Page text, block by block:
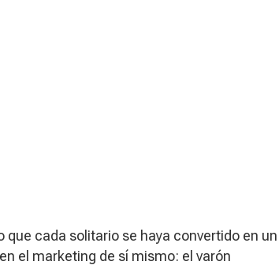
cada solitario se haya convertido en un
el marketing de sí mismo: el varón